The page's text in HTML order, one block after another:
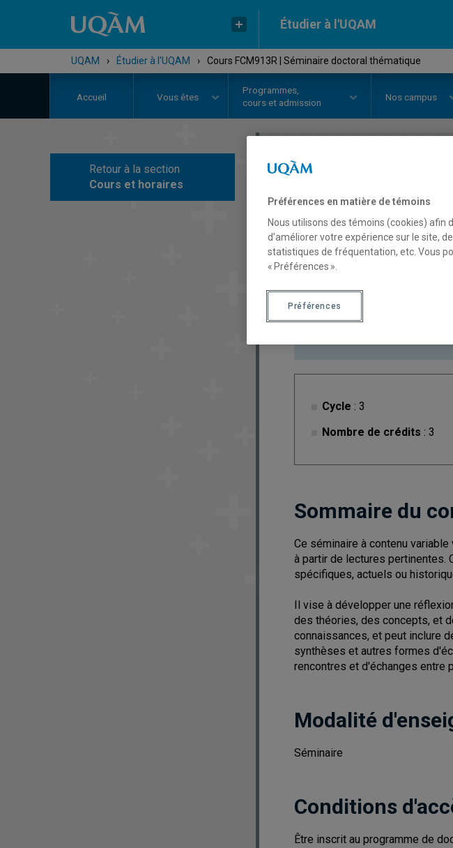
Étudier à l'UQAM
UQAM › Étudier à l'UQAM › Cours FCM913R | Séminaire doctoral thématique
Accueil Vous êtes
Programmes,
cours et admission
Nos campus
Retour à la section
Cours et horaires
Description
Ce cours est à
Cycle : 3
Nombre de crédits : 3
Sommaire du
Ce séminaire à contenu
à partir de lectures pertinentes.
spécifiques, actuels ou
Il vise à développer une
des théories, des concepts, et
connaissances, et peut inclure
synthèses et autres formes
rencontres et d'échanges entre
Modalité
Séminaire
Conditions
Être inscrit au programme de
Préférences en matière de témoins
Nous utilisons des témoins (cookies)
d’améliorer votre expérience sur le site,
statistiques de fréquentation, etc. Vous
« Préférences ».
Préférences